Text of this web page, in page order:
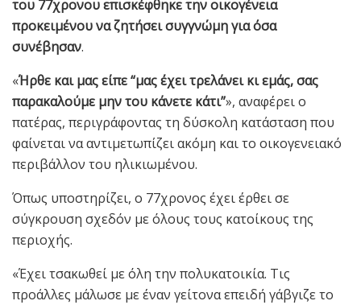
του 77χρονου επισκέφθηκε την οικογένεια
προκειμένου να ζητήσει συγγνώμη για όσα
συνέβησαν.
«Ήρθε και μας είπε “μας έχει τρελάνει κι εμάς, σας
παρακαλούμε μην του κάνετε κάτι”», αναφέρει ο
πατέρας, περιγράφοντας τη δύσκολη κατάσταση που
φαίνεται να αντιμετωπίζει ακόμη και το οικογενειακό
περιβάλλον του ηλικιωμένου.
Όπως υποστηρίζει, ο 77χρονος έχει έρθει σε
σύγκρουση σχεδόν με όλους τους κατοίκους της
περιοχής.
«Έχει τσακωθεί με όλη την πολυκατοικία. Τις
προάλλες μάλωσε με έναν γείτονα επειδή γάβγιζε το